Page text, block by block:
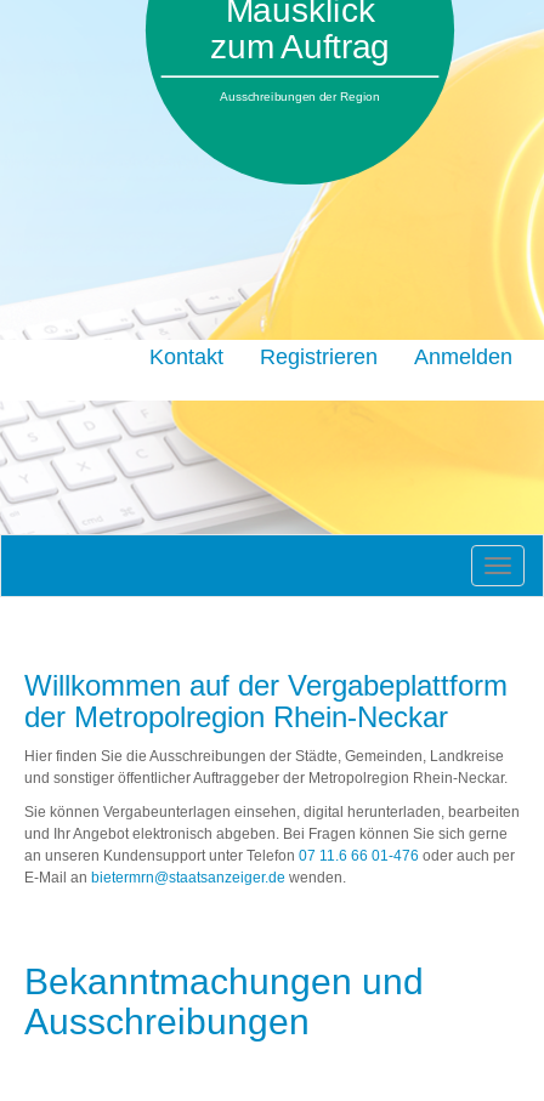
Mausklick
zum Auftrag
Ausschreibungen der Region
Kontakt Registrieren Anmelden
Willkommen auf der Vergabeplattform
der Metropolregion Rhein-Neckar
Hier finden Sie die Ausschreibungen der Städte, Gemeinden, Landkreise
und sonstiger öffentlicher Auftraggeber der Metropolregion Rhein-Neckar.
Sie können Vergabeunterlagen einsehen, digital herunterladen, bearbeiten
und Ihr Angebot elektronisch abgeben. Bei Fragen können Sie sich gerne
an unseren Kundensupport unter Telefon 07 11.6 66 01-476 oder auch per
E-Mail an bietermrn@staatsanzeiger.de wenden.
Bekanntmachungen und
Ausschreibungen